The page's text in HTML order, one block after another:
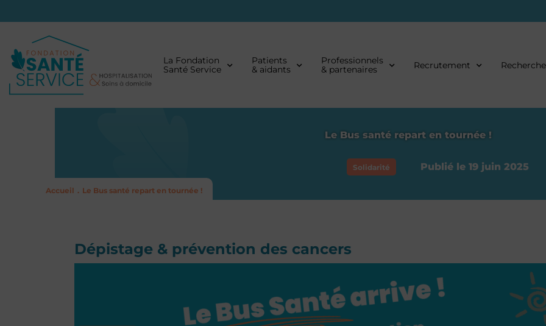
La Fondation
Santé Service
Patients
& aidants
Professionnels
& partenaires
Recrutement Recherche
Le Bus santé repart en tournée !
Solidarité Publié le 19 juin 2025
Accueil . Le Bus santé repart en tournée !
Dépistage & prévention des cancers